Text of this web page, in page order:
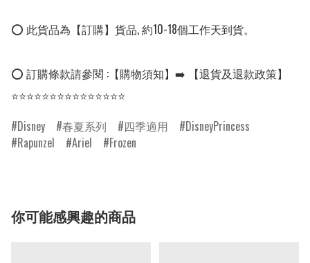
⭕ 此貨品為【訂購】貨品, 約10-18個工作天到貨。
⭕ 訂購條款請參閱 :【購物須知】➡️ 【退貨及退款政策】
⭐⭐⭐⭐⭐⭐⭐⭐⭐⭐⭐⭐⭐⭐⭐
Disney
春夏系列 四季適用
DisneyPrincess
Rapunzel
Ariel Frozen
你可能感興趣的商品